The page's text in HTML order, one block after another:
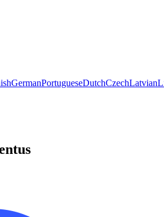
GermanPortugueseDutchCzechLatvian